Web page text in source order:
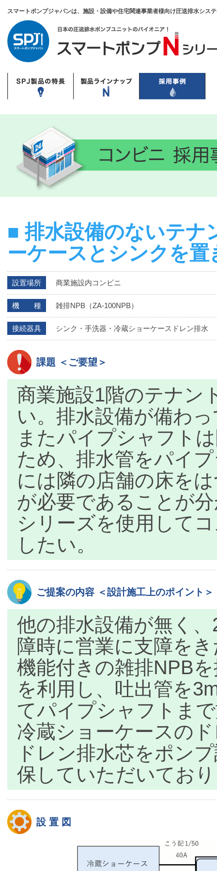
スマートポンプジャパンは、施設・設備や住宅関連事業者様向け圧送排水シス
■ 排水設備のないテナ
ーケースとシンクを置
設置場所 商業施設内コンビニ
機 種 雑排NPB（ZA-100NPB）
接続器具 シンク・手洗器・冷蔵ショーケースドレン排水
課題 ＜ご要望＞
商業施設1階のテナン
い。排水設備が備わ
またパイプシャフト
ため、排水管をパイ
には隣の店舗の床を
が必要であることが
シリーズを使用して
したい。
ご提案の内容 ＜設計施工上のポイント＞
他の排水設備が無く
障時に営業に支障を
機能付きの雑排NPB
を利用し、吐出管を
てパイプシャフトま
冷蔵ショーケースの
ドレン排水芯をポン
保していただいてお
設 置 図